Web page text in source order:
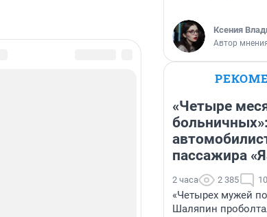
Ксения
Автор
«Четыре
пассажира
2 часа 2 385 10
«Четырех мужей
Шаляпин